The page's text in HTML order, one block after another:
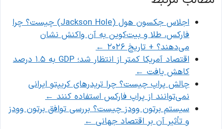
اجلاس جکسون هول (Jackson Hole) چیست؟ چرا
فارکس، طلا و بیت‌کوین به آن واکنش نشان
می‌دهند؟ + تاریخ ۲۰۲۶
←
اقتصاد آمریکا کمتر از انتظار شد؛ GDP به ۱.۵ درصد
کاهش یافت ←
چالش پراپ چیست؟ چرا تریدرهای کریپتو ایرانی
نمی‌توانند از پراپ فارکس استفاده کنند ←
سیستم برتون وودز چیست؟ بررسی توافق برتون وودز
و تأثیر آن بر اقتصاد جهانی ←